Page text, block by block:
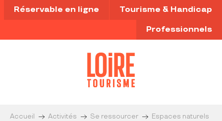
Aller
au
principal
Réservable en ligne Tourisme & Handicap
Professionnels
Accueil Activités Se ressourcer
Espaces naturels